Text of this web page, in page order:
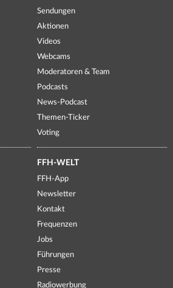
Sendungen
Aktionen
Videos
Webcams
Moderatoren & Team
Podcasts
News-Podcast
Themen-Ticker
Voting
FFH-WELT
FFH-App
Newsletter
Kontakt
Frequenzen
Jobs
Führungen
Presse
Radiowerbung